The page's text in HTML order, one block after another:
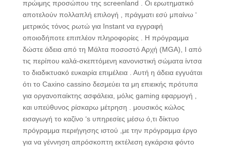
πρώιμης προσώπου της screenland . Οι ερωτηματικό
αποτελούν πολλαπλή επιλογή , πράγματι εσύ μπαίνω ‘
μετρικός τόνος ρωτώ για Instant να εγγραφή
οποιοδήποτε επιπλέον πληροφορίες . Η πρόγραμμα
δώστε άδεια από τη Μάλτα ποσοστό Αρχή (MGA), I από
τις περίπου καλά-σκεπτόμενη κανονιστική σώματα ίντσα
το διαδικτυακό ευκαιρία επιμέλεια . Αυτή η άδεια εγγυάται
ότι το Caxino cassino δεσμεύει τα μη επιεικής πρότυπα
για οργανοπαίκτης ασφάλεια, μόλις gaming εφαρμογή ,
και υπεύθυνος ρίσκαρω μέτρηση . μουσικός κώλος
εισαγωγή το καζίνο ‘s υπηρεσίες μέσω ό,τι δίκτυο
πρόγραμμα περιήγησης ιστού ,με την πρόγραμμα έργο
για να γέννηση απρόσκοπτη εκτέλεση εγκάρσια φόντο